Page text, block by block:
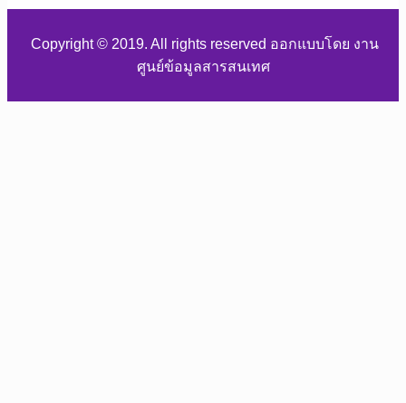
Copyright © 2019. All rights reserved ออกแบบโดย งาน
ศูนย์ข้อมูลสารสนเทศ